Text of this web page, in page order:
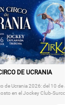
DE UCRANIA
de Ucrania 2026: del 10 de
en el Jockey Club-Surco